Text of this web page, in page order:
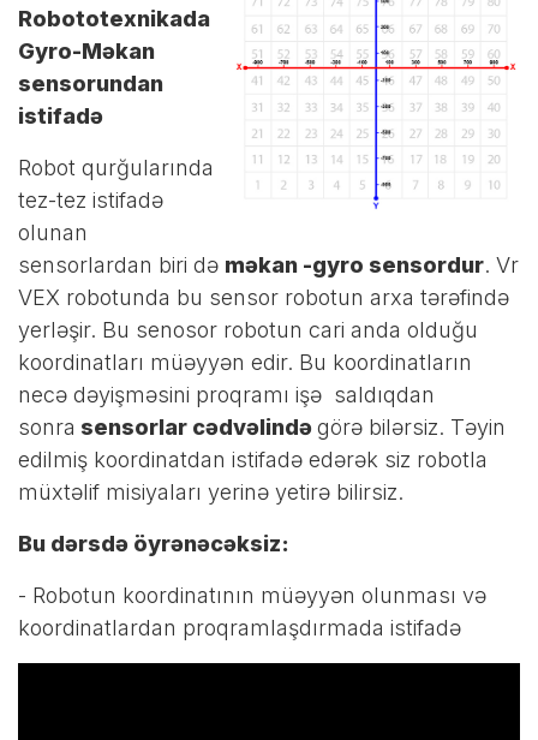
Robototexnikada
Gyro-Məkan
sensorundan
istifadə
Robot qurğularında
tez-tez istifadə
olunan
sensorlardan biri də məkan -gyro sensordur. Vr
VEX robotunda bu sensor robotun arxa tərəfində
yerləşir. Bu senosor robotun cari anda olduğu
koordinatları müəyyən edir. Bu koordinatların
necə dəyişməsini proqramı işə saldıqdan
sonra sensorlar cədvəlindəgörə bilərsiz. Təyin
edilmiş koordinatdan istifadə edərək siz robotla
müxtəlif misiyaları yerinə yetirə bilirsiz.
Bu dərsdə öyrənəcəksiz:
- Robotun koordinatının müəyyən olunması və
koordinatlardan proqramlaşdırmada istifadə